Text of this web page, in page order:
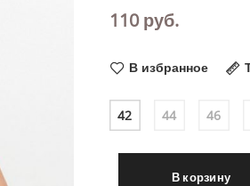
110руб.
В избранное
42 44 46
В корзину